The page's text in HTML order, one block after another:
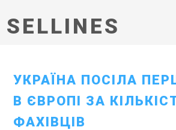
SELLINES
УКРАЇНА ПОСІЛА
В ЄВРОПІ ЗА
ФАХІВЦІВ